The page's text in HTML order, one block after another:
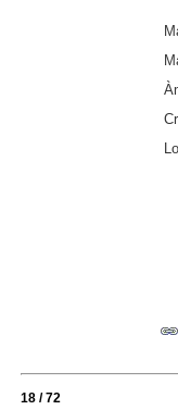
18 / 72